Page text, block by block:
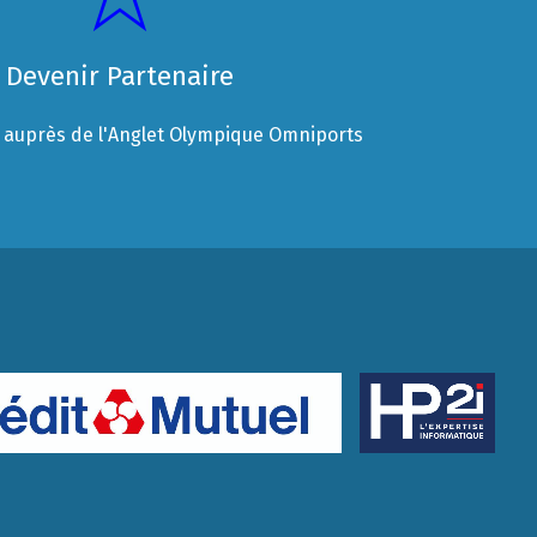
Devenir Partenaire
auprès de l'Anglet Olympique Omniports